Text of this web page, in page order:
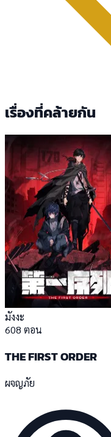
เรื่องที่คล้ายกัน
มังงะ
608 ตอน
THE FIRST ORDER
ผจญภัย